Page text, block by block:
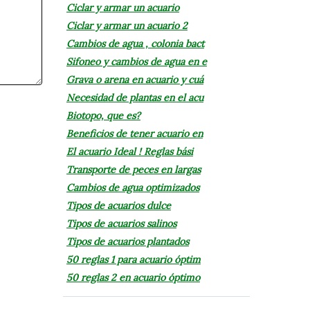
Ciclar y armar un acuario
Ciclar y armar un acuario 2
Cambios de agua , colonia bact
Sifoneo y cambios de agua en e
Grava o arena en acuario y cuá
Necesidad de plantas en el acu
Biotopo, que es?
Beneficios de tener acuario en
El acuario Ideal ! Reglas bási
Transporte de peces en largas
Cambios de agua optimizados
Tipos de acuarios dulce
Tipos de acuarios salinos
Tipos de acuarios plantados
50 reglas 1 para acuario óptim
50 reglas 2 en acuario óptimo